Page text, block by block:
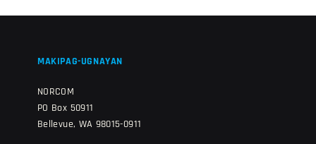
MAKIPAG-UGNAYAN
NORCOM
PO Box 50911
Bellevue, WA 98015-0911